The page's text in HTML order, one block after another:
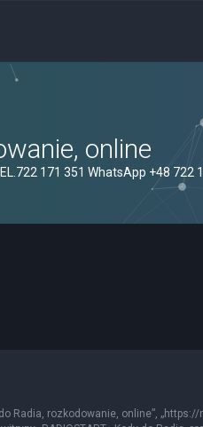
online
171 351 WhatsApp +48 722
Radia, rozkodowanie, online”,